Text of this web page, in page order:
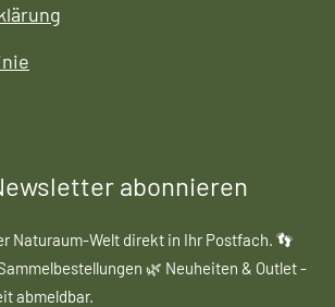
abonnieren
Naturaum-Welt direkt in Ihr Postfach. 👣
🌿 Neuheiten & Outlet -
abmeldbar.